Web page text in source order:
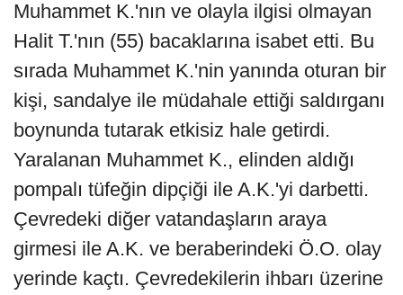
Muhammet K.'nın ve olayla ilgisi olmayan
Halit T.'nın (55) bacaklarına isabet etti. Bu
sırada Muhammet K.'nin yanında oturan bir
kişi, sandalye ile müdahale ettiği saldırganı
boynunda tutarak etkisiz hale getirdi.
Yaralanan Muhammet K., elinden aldığı
pompalı tüfeğin dipçiği ile A.K.'yi darbetti.
Çevredeki diğer vatandaşların araya
girmesi ile A.K. ve beraberindeki Ö.O. olay
yerinde kaçtı. Çevredekilerin ihbarı üzerine